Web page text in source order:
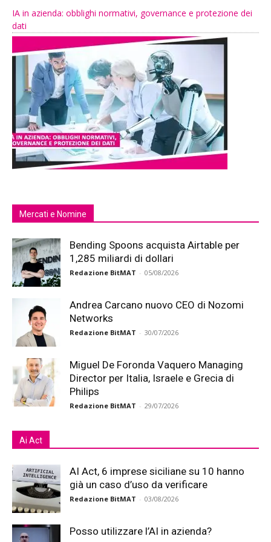
IA in azienda: obblighi normativi, governance e protezione dei
dati
Mercati e Nomine
Bending Spoons acquista Airtable per
1,285 miliardi di dollari
Redazione BitMAT - 05/08/2026
Andrea Carcano nuovo CEO di Nozomi
Networks
Redazione BitMAT - 30/07/2026
Miguel De Foronda Vaquero Managing
Director per Italia, Israele e Grecia di
Philips
Redazione BitMAT - 29/07/2026
Ai Act
AI Act, 6 imprese siciliane su 10 hanno
già un caso d’uso da verificare
Redazione BitMAT - 03/08/2026
Posso utilizzare l’AI in azienda?